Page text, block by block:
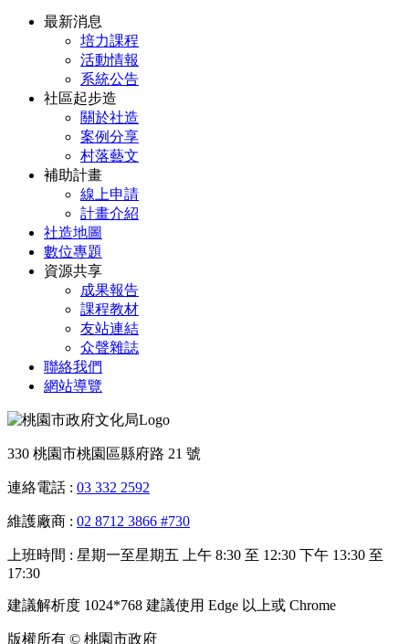
最新消息
培力課程
活動情報
系統公告
社區起步造
關於社造
案例分享
村落藝文
補助計畫
線上申請
計畫介紹
社造地圖
數位專題
資源共享
成果報告
課程教材
友站連結
众聲雜誌
聯絡我們
網站導覽
330 桃園市桃園區縣府路 21 號
連絡電話 : 03 332 2592
維護廠商 : 02 8712 3866 #730
上班時間 : 星期一至星期五 上午 8:30 至 12:30 下午 13:30 至
17:30
建議解析度 1024*768 建議使用 Edge 以上或 Chrome
版權所有 © 桃園市政府